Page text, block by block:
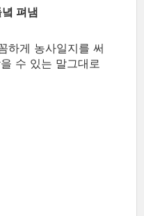
펴냄
하게 농사일지를 써
수 있는 말그대로